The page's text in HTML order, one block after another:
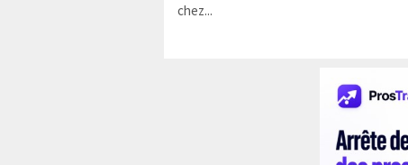
chez...